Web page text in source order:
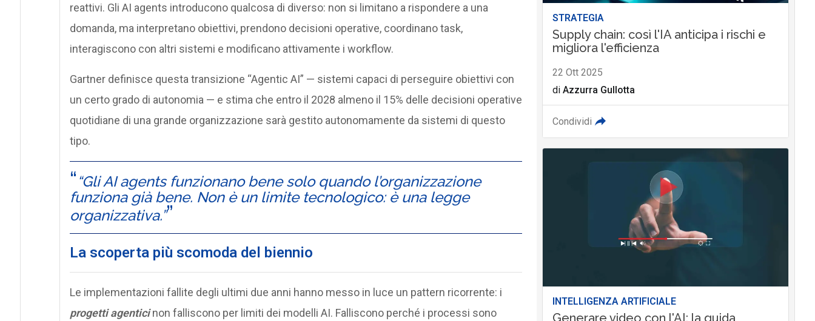
reattivi. Gli AI agents introducono qualcosa di diverso: non si limitano a rispondere a una
domanda, ma interpretano obiettivi, prendono decisioni operative, coordinano task,
interagiscono con altri sistemi e modificano attivamente i workflow.
Gartner definisce questa transizione “Agentic AI” — sistemi capaci di perseguire obiettivi con
un certo grado di autonomia — e stima che entro il 2028 almeno il 15% delle decisioni operative
quotidiane di una grande organizzazione sarà gestito autonomamente da sistemi di questo
tipo.
“Gli AI agents funzionano bene solo quando l’organizzazione
funziona già bene. Non è un limite tecnologico: è una legge
organizzativa.”
La scoperta più scomoda del biennio
Le implementazioni fallite degli ultimi due anni hanno messo in luce un pattern ricorrente: i
progetti agenticinon falliscono per limiti dei modelli AI. Falliscono perché i processi sono
STRATEGIA
Supply chain: così l'IA anticipa i rischi e
migliora l'efficienza
22 Ott 2025
di Azzurra Gullotta
Condividi
INTELLIGENZA ARTIFICIALE
Generare video con l'AI: la guida